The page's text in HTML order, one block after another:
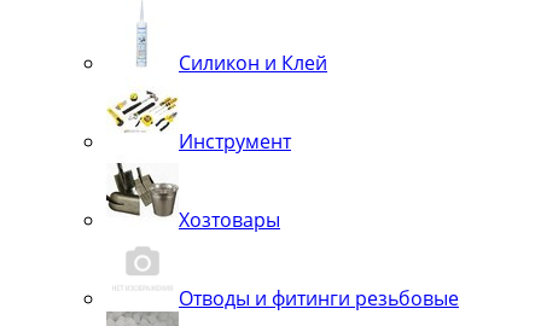
Силикон и Клей
Инструмент
Хозтовары
Отводы и фитинги резьбовые